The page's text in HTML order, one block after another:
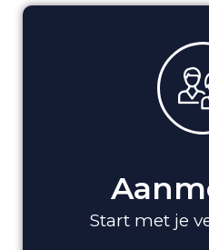
Start met je